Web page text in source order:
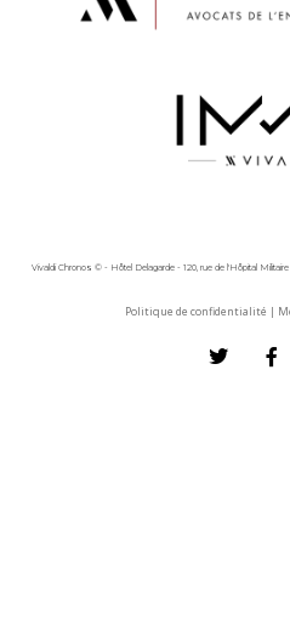
Vivaldi Chronos © - Hôtel Delagarde - 120, rue de l'Hôpital
Politique de confidentialité |